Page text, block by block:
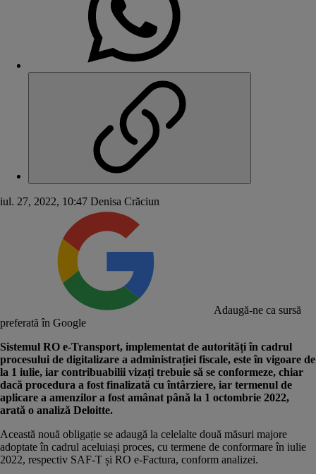
iul. 27, 2022, 10:47 Denisa Crăciun
Adaugă-ne ca sursă
preferată în Google
Sistemul RO e-Transport, implementat de autorități în cadrul
procesului de digitalizare a administrației fiscale, este în vigoare de
la 1 iulie, iar contribuabilii vizați trebuie să se conformeze, chiar
dacă procedura a fost finalizată cu întârziere, iar termenul de
aplicare a amenzilor a fost amânat până la 1 octombrie 2022,
arată o analiză Deloitte.
Această nouă obligație se adaugă la celelalte două măsuri majore
adoptate în cadrul aceluiași proces, cu termene de conformare în iulie
2022, respectiv SAF-T și RO e-Factura, conform analizei.